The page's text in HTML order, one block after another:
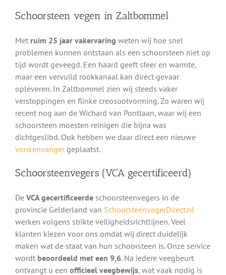
Schoorsteen vegen in Zaltbommel
Met ruim 25 jaar vakervaring weten wij hoe snel
problemen kunnen ontstaan als een schoorsteen niet op
tijd wordt geveegd. Een haard geeft sfeer en warmte,
maar een vervuild rookkanaal kan direct gevaar
opleveren. In Zaltbommel zien wij steeds vaker
verstoppingen en flinke creosootvorming. Zo waren wij
recent nog aan de Wichard van Pontlaan, waar wij een
schoorsteen moesten reinigen die bijna was
dichtgeslibd. Ook hebben we daar direct een nieuwe
vonkenvangergeplaatst.
Schoorsteenvegers (VCA gecertificeerd)
De VCA gecertificeerdeschoorsteenvegers in de
provincie Gelderland van SchoorsteenvegerDirect.nl
werken volgens strikte veiligheidsrichtlijnen. Veel
klanten kiezen voor ons omdat wij direct duidelijk
maken wat de staat van hun schoorsteen is. Onze service
wordt beoordeeld met een 9,6. Na iedere veegbeurt
ontvangt u een officieel veegbewijs, wat vaak nodig is